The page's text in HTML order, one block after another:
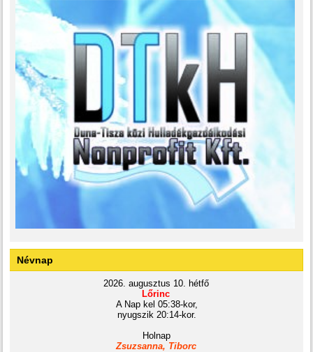
Névnap
2026. augusztus 10. hétfő
Lőrinc
A Nap kel 05:38-kor,
nyugszik 20:14-kor.
Holnap
Zsuzsanna, Tiborc